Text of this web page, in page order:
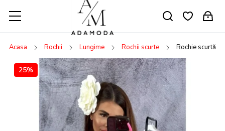
Acasa Rochii Lungime Rochii scurte Rochie scurtă
25%